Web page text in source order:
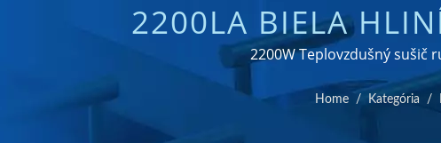
2200LA BIELA
RUČNÁ SUŠIČKA
2200W Teplovzdušný sušič
Home / Kategória /